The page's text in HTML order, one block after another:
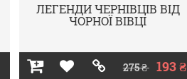
ЛЕГЕНДИ ЧЕРНІВЦІВ ВІД
ЧОРНОЇ ВІВЦІ
275 ₴ 193 ₴